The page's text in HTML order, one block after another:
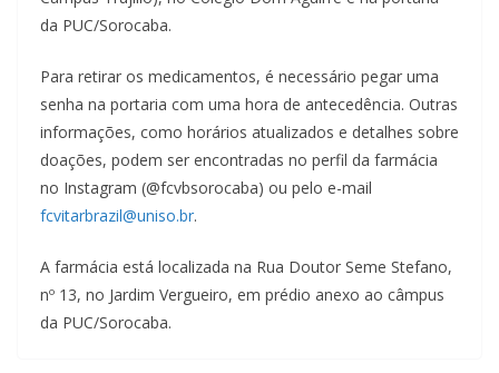
da PUC/Sorocaba.
Para retirar os medicamentos, é necessário pegar uma
senha na portaria com uma hora de antecedência. Outras
informações, como horários atualizados e detalhes sobre
doações, podem ser encontradas no perfil da farmácia
no Instagram (@fcvbsorocaba) ou pelo e-mail
fcvitarbrazil@uniso.br.
A farmácia está localizada na Rua Doutor Seme Stefano,
nº 13, no Jardim Vergueiro, em prédio anexo ao câmpus
da PUC/Sorocaba.